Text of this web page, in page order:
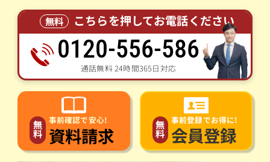
無料 こちらを押してお電話ください
0120-556-586
通話無料 24時間365日対応
無
料
事前確認で安心!
資料請求 無
料
事前登録でお得に!
会員登録